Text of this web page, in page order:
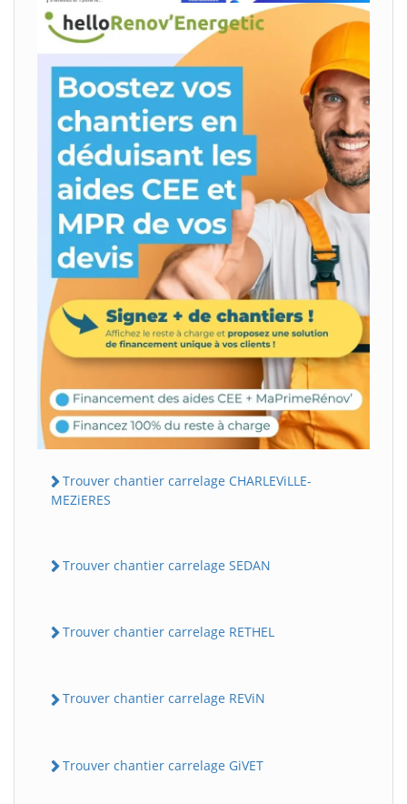
Trouver chantier carrelage CHARLEViLLE-
MEZiERES
Trouver chantier carrelage SEDAN
Trouver chantier carrelage RETHEL
Trouver chantier carrelage REViN
Trouver chantier carrelage GiVET